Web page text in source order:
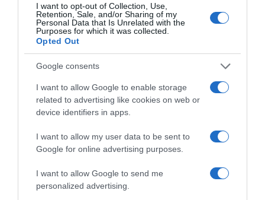
I want to opt-out of Collection, Use,
Retention, Sale, and/or Sharing of my
Personal Data that Is Unrelated with the
Purposes for which it was collected.
Opted Out
Google consents
I want to allow Google to enable storage
related to advertising like cookies on web or
device identifiers in apps.
I want to allow my user data to be sent to
Google for online advertising purposes.
I want to allow Google to send me
personalized advertising.